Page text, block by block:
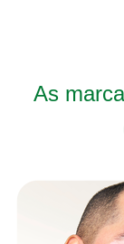
As